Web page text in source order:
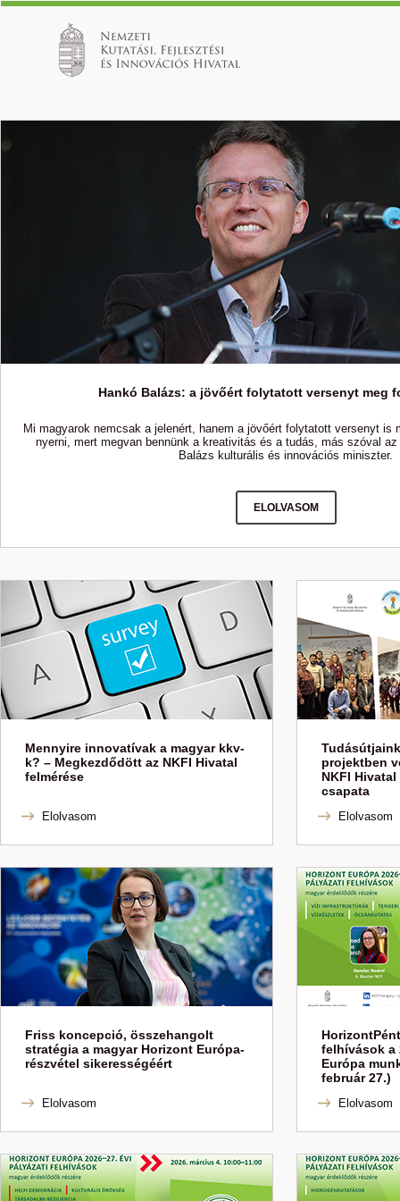
Hankó Balázs: a jövőért folytatott versenyt meg
Mi magyarok nemcsak a jelenért, hanem a jövőért folytatott versenyt is
nyerni, mert megvan bennünk a kreativitás és a tudás, más szóval
Balázs kulturális és innovációs miniszter.
ELOLVASOM
Mennyire innovatívak a magyar kkv-
k? – Megkezdődött az NKFI Hivatal
felmérése
Elolvasom
projektben
NKFI
csapata
Elolvasom
Friss koncepció, összehangolt
stratégia a magyar Horizont Európa-
részvétel sikerességéért
Elolvasom
felhívások a
Európa
február 27.)
Elolvasom